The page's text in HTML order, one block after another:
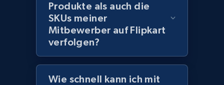
Lowes.com - Collect records by category
URL, Domain, Marketplace pn, Sku, Other pn,
Model number, Gtin ean pn, Product name, and
991+ 162+ Jetzt anfangen
Produkte als auch die
SKUs meiner
Mitbewerber auf Flipkart
verfolgen?
Wie schnell kann ich mit